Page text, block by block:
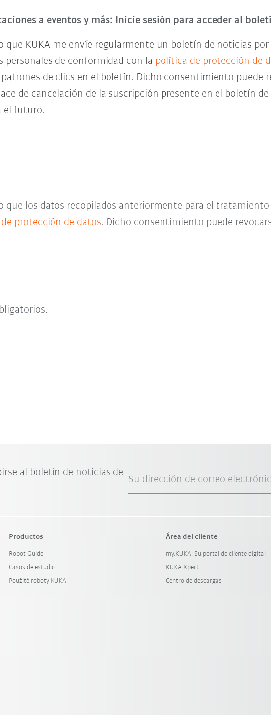
a eventos y más: Inicie sesión para acceder al
que KUKA me envíe regularmente un boletín de noticias
personales de conformidad con la política de protección de
patrones de clics en el boletín. Dicho consentimiento puede
de cancelación de la suscripción presente en el boletín
el futuro.
que los datos recopilados anteriormente para el
protección de datos. Dicho consentimiento puede
al boletín de noticias de
Su dirección de correo
Productos
Robot Guide
Casos de estudio
Použité roboty KUKA
Área del cliente
my.KUKA: Su portal de cliente digital
KUKA Xpert
Centro de descargas